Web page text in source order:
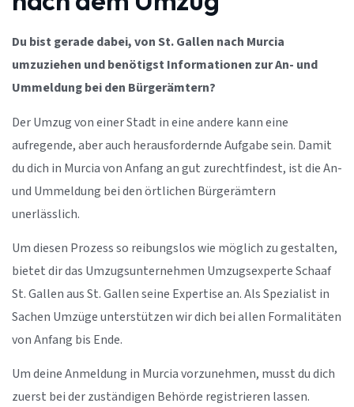
Du bist gerade dabei, von St. Gallen nach Murcia
umzuziehen und benötigst Informationen zur An- und
Ummeldung bei den Bürgerämtern?
Der Umzug von einer Stadt in eine andere kann eine
aufregende, aber auch herausfordernde Aufgabe sein. Damit
du dich in Murcia von Anfang an gut zurechtfindest, ist die An-
und Ummeldung bei den örtlichen Bürgerämtern
unerlässlich.
Um diesen Prozess so reibungslos wie möglich zu gestalten,
bietet dir das Umzugsunternehmen Umzugsexperte Schaaf
St. Gallen aus St. Gallen seine Expertise an. Als Spezialist in
Sachen Umzüge unterstützen wir dich bei allen Formalitäten
von Anfang bis Ende.
Um deine Anmeldung in Murcia vorzunehmen, musst du dich
zuerst bei der zuständigen Behörde registrieren lassen.